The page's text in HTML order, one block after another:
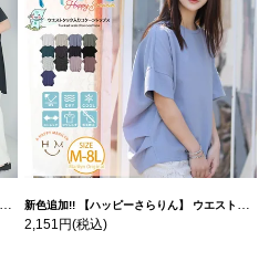
新色追加!! 【ハッピーさらりん】 ウエストタック入り スッキリ魅せ コクーントップス | 大きいサイズの通販ならハッピーマリリン
2,151円(税込)